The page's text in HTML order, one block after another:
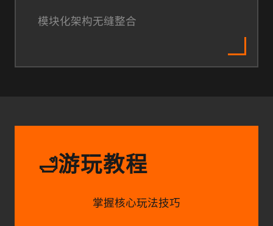
模块化架构无缝整合
🛁游玩教程
掌握核心玩法技巧